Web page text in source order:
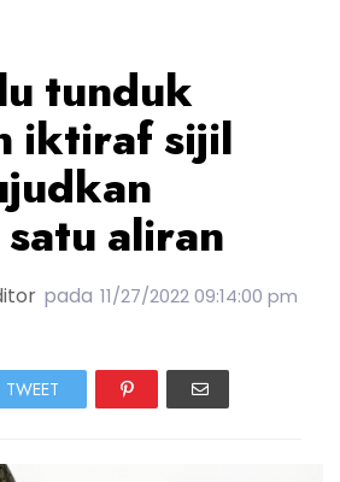
tunduk
iktiraf sijil
aliran
pada 11/27/2022 09:14:00 pm
TWEET